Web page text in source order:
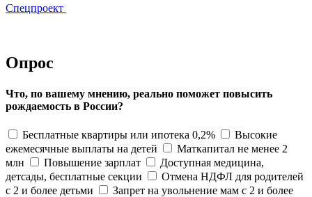
Спецпроект
Опрос
Что, по вашему мнению, реально поможет повысить
рождаемость в России?
Бесплатные квартиры или ипотека 0,2%
Высокие
ежемесячные выплаты на детей
Маткапитал не менее 2
млн
Повышение зарплат
Доступная медицина,
детсады, бесплатные секции
Отмена НДФЛ для родителей
с 2 и более детьми
Запрет на увольнение мам с 2 и более